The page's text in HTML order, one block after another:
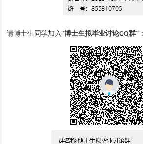
请博士生同学加入“博士生拟毕业讨论QQ群”：